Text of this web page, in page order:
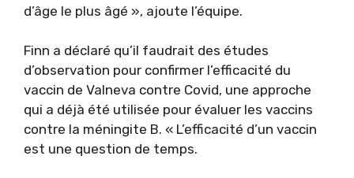
d’âge le plus âgé », ajoute l’équipe.
Finn a déclaré qu’il faudrait des études
d’observation pour confirmer l’efficacité du
vaccin de Valneva contre Covid, une approche
qui a déjà été utilisée pour évaluer les vaccins
contre la méningite B. « L’efficacité d’un vaccin
est une question de temps.